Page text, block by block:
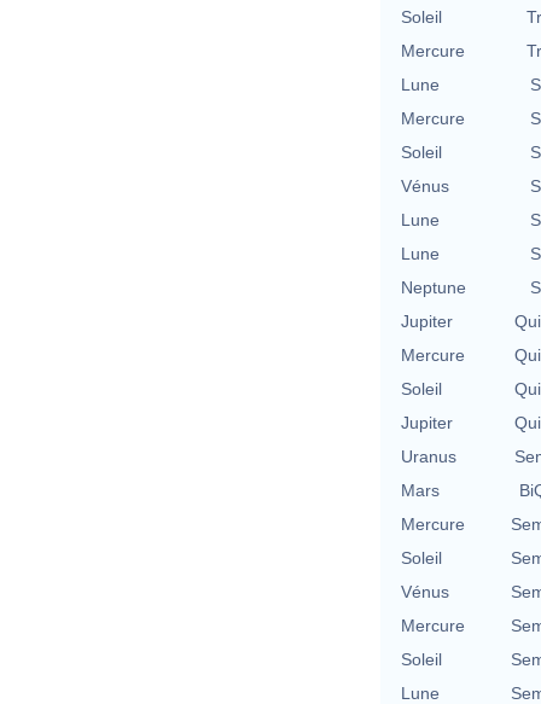
Soleil
Mercure
Lune
Mercure
Soleil
Vénus
Lune
Lune
Neptune
Jupiter
Mercure
Soleil
Jupiter
Uranus
Mars
Mercure
Soleil
Vénus
Mercure
Soleil
Lune